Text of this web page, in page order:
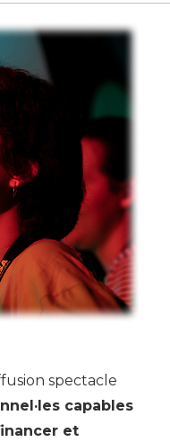
spectacle
capables
et